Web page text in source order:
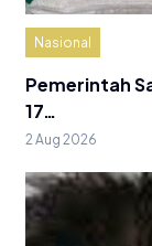
Nasional
Pemerintah
17…
2 Aug 2026